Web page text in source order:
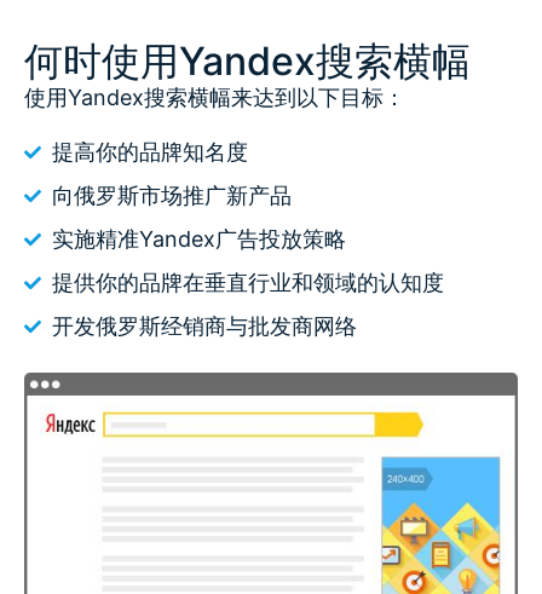
何时使用Yandex搜索横幅
使用Yandex搜索横幅来达到以下目标：
提高你的品牌知名度
向俄罗斯市场推广新产品
实施精准Yandex广告投放策略
提供你的品牌在垂直行业和领域的认知度
开发俄罗斯经销商与批发商网络